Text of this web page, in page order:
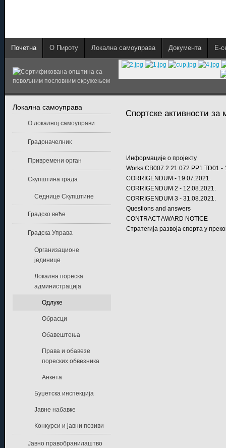
Почетна О Пироту Локална самоуправа Документа E-
Спортске активности за
Информације о пројекту
Works CB007.2.21.072 PP1 TD01 -
CORRIGENDUM - 19.07.2021.
CORRIGENDUM 2 - 12.08.2021.
CORRIGENDUM 3 - 31.08.2021.
Questions and answers
CONTRACT AWARD NOTICE
Стратегија развоја спорта у
Локална самоуправа
О локалној самоуправи
Градоначелник
Привремени орган
Скупштина града
Седнице Скупштине
Градско веће
Градска Управа
Организационе
јединице
Локална пореска
администрација
Одлуке
Обрасци
Обавештења
Права и обавезе
пореских обвезника
Анкета
Буџетска инспекција
Јавне набавке
Конкурси и јавни позиви
Јавно правобранилаштво